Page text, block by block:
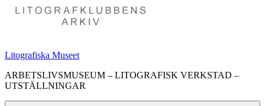
Litografiska Museet
ARBETSLIVSMUSEUM – LITOGRAFISK VERKSTAD –
UTSTÄLLNINGAR